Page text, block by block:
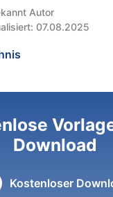
Autor
07.08.2025
Download
Kostenloser